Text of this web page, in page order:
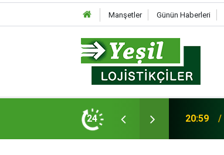
Manşetler Günün Haberleri
24
seramik yüzey işlem teknolojisi Maxion
20:59